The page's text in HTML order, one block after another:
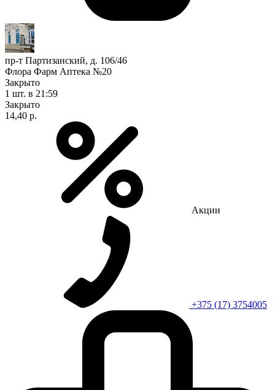
пр-т Партизанский, д. 106/46
Флора Фарм Аптека №20
Закрыто
1 шт. в 21:59
Закрыто
14,40 р.
Акции
+375 (17) 3754005